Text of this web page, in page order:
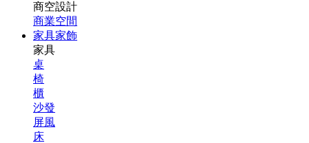
商空設計
商業空間
家具家飾
家具
桌
椅
櫃
沙發
屏風
床